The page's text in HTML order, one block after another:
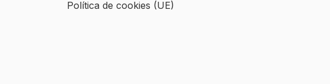
Política de cookies (UE)